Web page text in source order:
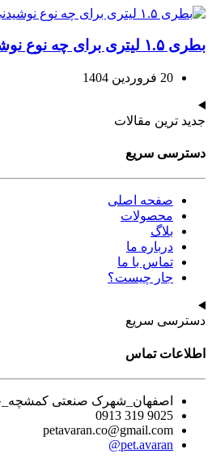
بطری ۱.۵ لیتری برای چه نوع نوشیدنی‌هایی مناسب است؟
20 فروردین 1404
جدید ترین مقالات
دسترسی سریع
صفحه اصلی
محصولات
بلاگ
درباره ما
تماس با ما
جار چیست؟
دسترسی سریع
اطلاعات تماس
اصفهان_شهرک صنعتی
9025 319 0913
petavaran.co@gmail.com
pet.avaran@